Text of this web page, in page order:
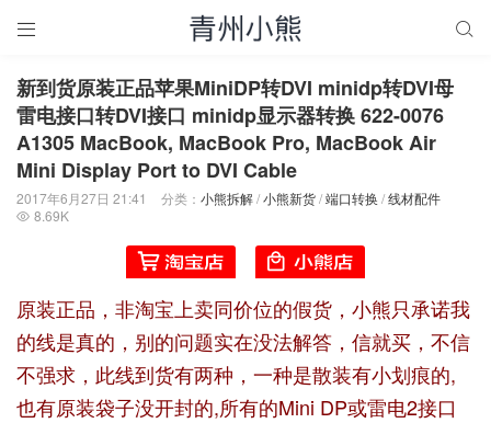
 
新到货原装正品苹果MiniDP转DVI minidp转DVI母
雷电接口转DVI接口 minidp显示器转换 622-0076
A1305 MacBook, MacBook Pro, MacBook Air
Mini Display Port to DVI Cable
2017年6月27日 21:41 分类： 小熊拆解/小熊新货/端口转换 /线材配件
 8.69K
原装正品，非淘宝上卖同价位的假货，小熊只承诺我
的线是真的，别的问题实在没法解答，信就买，不信
不强求，此线到货有两种，一种是散装有小划痕的,
也有原装袋子没开封的,所有的Mini DP或雷电2接口